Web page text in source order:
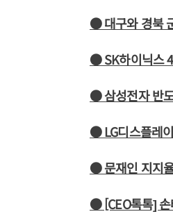
● 대구와 경북
● SK하이닉스
● 삼성전자 반
● LG디스플레
● 문재인 지지
● [CEO톡톡] 손